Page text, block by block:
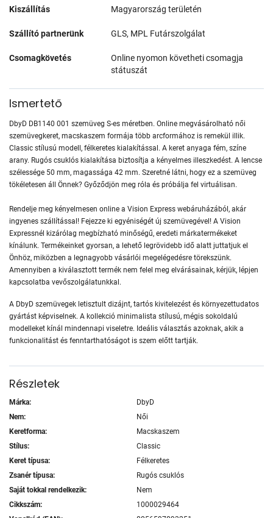
Kiszállítás Magyarország területén
Szállító partnerünk GLS, MPL Futárszolgálat
Csomagkövetés
Online nyomon követheti csomagja
státuszát
Ismertető
DbyD DB1140 001 szemüveg S-es méretben. Online megvásárolható női
szemüvegkeret, macskaszem formája több arcformához is remekül illik.
Classic stílusú modell, félkeretes kialakítással. A keret anyaga fém, színe
arany. Rugós csuklós kialakítása biztosítja a kényelmes illeszkedést. A lencse
szélessége 50 mm, magassága 42 mm. Szeretné látni, hogy ez a szemüveg
tökéletesen áll Önnek? Győződjön meg róla és próbálja fel virtuálisan.
Rendelje meg kényelmesen online a Vision Express webáruházából, akár
ingyenes szállítással! Fejezze ki egyéniségét új szemüvegével! A Vision
Expressnél kizárólag megbízható minőségű, eredeti márkatermékeket
kínálunk. Termékeinket gyorsan, a lehető legrövidebb idő alatt juttatjuk el
Önhöz, miközben a legnagyobb vásárlói megelégedésre törekszünk.
Amennyiben a kiválasztott termék nem felel meg elvárásainak, kérjük, lépjen
kapcsolatba vevőszolgálatunkkal.
A DbyD szemüvegek letisztult dizájnt, tartós kivitelezést és környezettudatos
gyártást képviselnek. A kollekció minimalista stílusú, mégis sokoldalú
modelleket kínál mindennapi viseletre. Ideális választás azoknak, akik a
funkcionalitást és fenntarthatóságot is szem előtt tartják.
Részletek
Márka:
DbyD
Nem:
Női
Keretforma:
Macskaszem
Stílus:
Classic
Keret típusa:
Félkeretes
Zsanér típusa:
Rugós csuklós
Saját tokkal rendelkezik:
Nem
Cikkszám:
1000029464